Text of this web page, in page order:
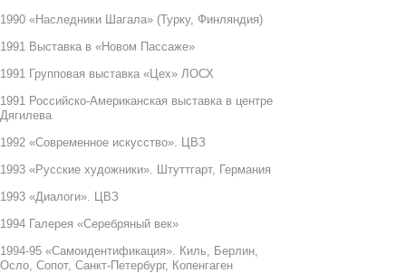
1990 «Наследники Шагала» (Турку, Финляндия)
1991 Выставка в «Новом Пассаже»
1991 Групповая выставка «Цех» ЛОСХ
1991 Российско-Американская выставка в центре
Дягилева
1992 «Современное искусство». ЦВЗ
1993 «Русские художники». Штуттгарт, Германия
1993 «Диалоги». ЦВЗ
1994 Галерея «Серебряный век»
1994-95 «Самоидентификация». Киль, Берлин,
Осло, Сопот, Санкт-Петербург, Копенгаген